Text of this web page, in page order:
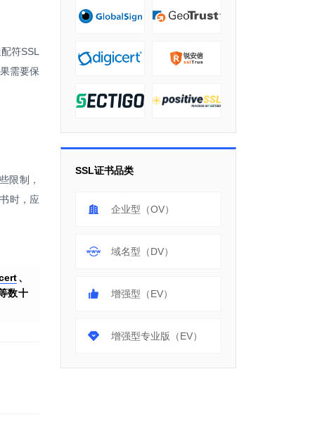
符SSL
需要保
限制，
时，应
、
数十
SSL证书品类
企业型（OV）
域名型（DV）
增强型（EV）
增强型专业版（EV）